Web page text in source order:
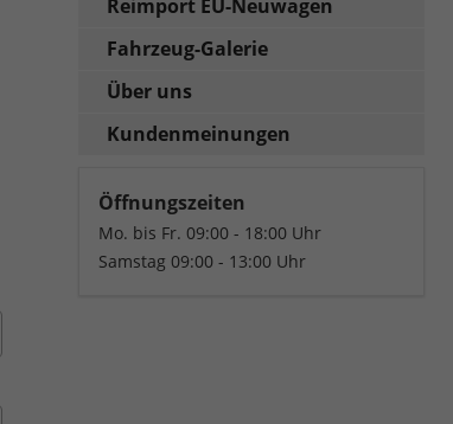
Reimport EU-Neuwagen
Fahrzeug-Galerie
Über uns
Kundenmeinungen
Öffnungszeiten
Mo. bis Fr. 09:00 - 18:00 Uhr
Samstag 09:00 - 13:00 Uhr